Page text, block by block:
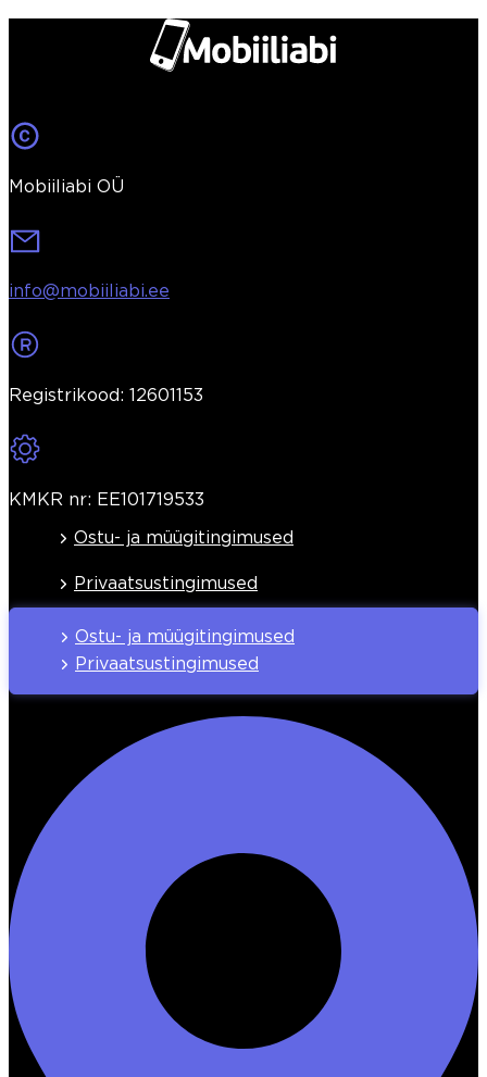
Mobiiliabi OÜ
info@mobiiliabi.ee
Registrikood: 12601153
KMKR nr: EE101719533
Ostu- ja müügitingimused
Privaatsustingimused
Ostu- ja müügitingimused
Privaatsustingimused